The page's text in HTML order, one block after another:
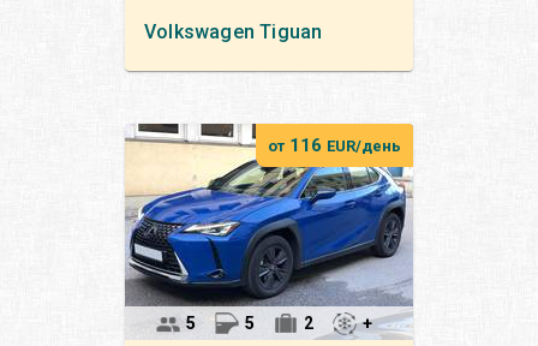
Volkswagen Tiguan
от 116 EUR/день
5 5 2 +